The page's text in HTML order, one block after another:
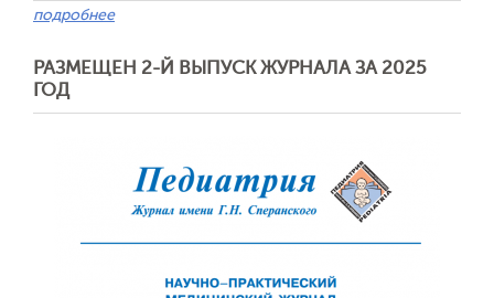
подробнее
РАЗМЕЩЕН 2-Й ВЫПУСК ЖУРНАЛА ЗА 2025
ГОД